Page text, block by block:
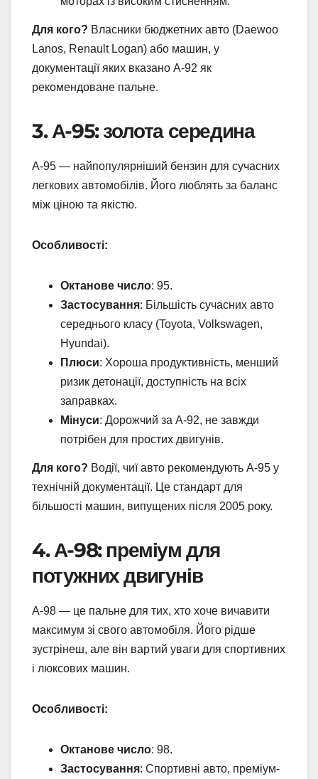
Для кого? Власники бюджетних авто (Daewoo
Lanos, Renault Logan) або машин, у
документації яких вказано А-92 як
рекомендоване пальне.
3. А-95: золота середина
А-95 — найпопулярніший бензин для сучасних
легкових автомобілів. Його люблять за баланс
між ціною та якістю.
Особливості:
Октанове число: 95.
Застосування: Більшість сучасних авто
середнього класу (Toyota, Volkswagen,
Hyundai).
Плюси: Хороша продуктивність, менший
ризик детонації, доступність на всіх
заправках.
Мінуси: Дорожчий за А-92, не завжди
потрібен для простих двигунів.
Для кого? Водії, чиї авто рекомендують А-95 у
технічній документації. Це стандарт для
більшості машин, випущених після 2005 року.
4. А-98: преміум для
потужних двигунів
А-98 — це пальне для тих, хто хоче вичавити
максимум зі свого автомобіля. Його рідше
зустрінеш, але він вартий уваги для спортивних
і люксових машин.
Особливості:
Октанове число: 98.
Застосування: Спортивні авто, преміум-